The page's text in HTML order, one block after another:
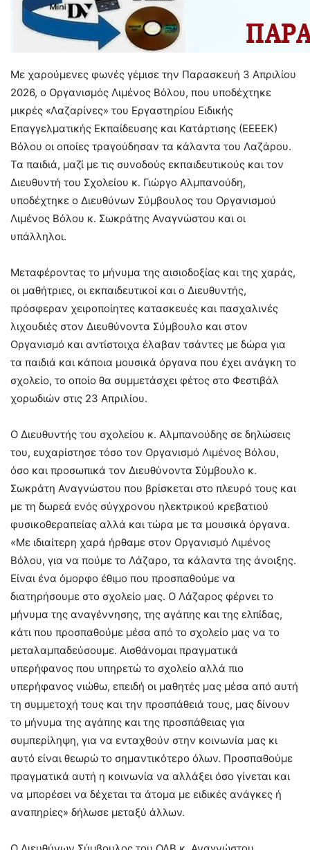
Με χαρούμενες φωνές γέμισε την Παρασκευή 3 Απριλίου
2026, ο Οργανισμός Λιμένος Βόλου, που υποδέχτηκε
μικρές «Λαζαρίνες» του Εργαστηρίου Ειδικής
Επαγγελματικής Εκπαίδευσης και Κατάρτισης (ΕΕΕΕΚ)
Βόλου οι οποίες τραγούδησαν τα κάλαντα του Λαζάρου.
Τα παιδιά, μαζί με τις συνοδούς εκπαιδευτικούς και τον
Διευθυντή του Σχολείου κ. Γιώργο Αλμπανούδη,
υποδέχτηκε ο Διευθύνων Σύμβουλος του Οργανισμού
Λιμένος Βόλου κ. Σωκράτης Αναγνώστου και οι
υπάλληλοι.
Μεταφέροντας το μήνυμα της αισιοδοξίας και της χαράς,
οι μαθήτριες, οι εκπαιδευτικοί και ο Διευθυντής,
πρόσφεραν χειροποίητες κατασκευές και πασχαλινές
λιχουδιές στον Διευθύνοντα Σύμβουλο και στον
Οργανισμό και αντίστοιχα έλαβαν τσάντες με δώρα για
τα παιδιά και κάποια μουσικά όργανα που έχει ανάγκη το
σχολείο, το οποίο θα συμμετάσχει φέτος στο Φεστιβάλ
χορωδιών στις 23 Απριλίου.
Ο Διευθυντής του σχολείου κ. Αλμπανούδης σε δηλώσεις
του, ευχαρίστησε τόσο τον Οργανισμό Λιμένος Βόλου,
όσο και προσωπικά τον Διευθύνοντα Σύμβουλο κ.
Σωκράτη Αναγνώστου που βρίσκεται στο πλευρό τους και
με τη δωρεά ενός σύγχρονου ηλεκτρικού κρεβατιού
φυσικοθεραπείας αλλά και τώρα με τα μουσικά όργανα.
«Με ιδιαίτερη χαρά ήρθαμε στον Οργανισμό Λιμένος
Βόλου, για να πούμε το Λάζαρο, τα κάλαντα της άνοιξης.
Είναι ένα όμορφο έθιμο που προσπαθούμε να
διατηρήσουμε στο σχολείο μας. Ο Λάζαρος φέρνει το
μήνυμα της αναγέννησης, της αγάπης και της ελπίδας,
κάτι που προσπαθούμε μέσα από το σχολείο μας να το
μεταλαμπαδεύσουμε. Αισθάνομαι πραγματικά
υπερήφανος που υπηρετώ το σχολείο αλλά πιο
υπερήφανος νιώθω, επειδή οι μαθητές μας μέσα από αυτή
τη συμμετοχή τους και την προσπάθειά τους, μας δίνουν
το μήνυμα της αγάπης και της προσπάθειας για
συμπερίληψη, για να ενταχθούν στην κοινωνία μας κι
αυτό είναι θεωρώ το σημαντικότερο όλων. Προσπαθούμε
πραγματικά αυτή η κοινωνία να αλλάξει όσο γίνεται και
να μπορέσει να δέχεται τα άτομα με ειδικές ανάγκες ή
αναπηρίες» δήλωσε μεταξύ άλλων.